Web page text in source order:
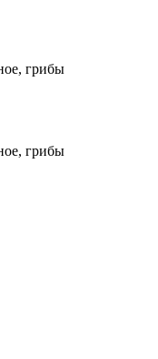
грибы
грибы